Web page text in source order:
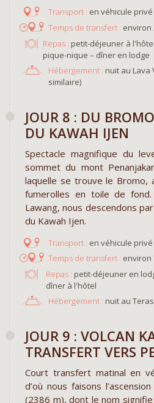
en véhicule privé
environ
Repas : petit-déjeuner à
pique-nique – dîner en lodge
Hébergement : nuit au Lava
similaire)
JOUR 8 : DU
DU KAWAH IJEN
Spectacle magnifique du
sommet du mont
laquelle se trouve le Bromo,
fumerolles en toile de
Lawang, nous descendons
du Kawah Ijen.
en véhicule privé
environ
Repas : petit-déjeuner en
dîner à l'hôtel
Hébergement : nuit au
JOUR 9 : VOLCAN
TRANSFERT VERS
Court transfert matinal en
d’où nous faisons
(2386 m), dont le nom